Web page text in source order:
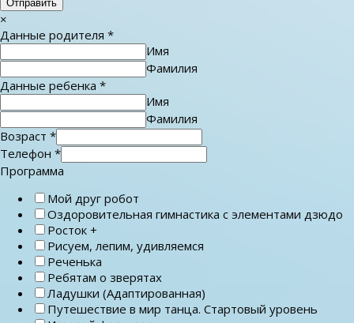
Отправить
×
Данные родителя *
Имя
Фамилия
Данные ребенка *
Имя
Фамилия
Возраст *
Телефон *
Программа
Мой друг робот
Оздоровительная гимнастика с элементами дзюдо
Росток +
Рисуем, лепим, удивляемся
Реченька
Ребятам о зверятах
Ладушки (Адаптированная)
Путешествие в мир танца. Стартовый уровень